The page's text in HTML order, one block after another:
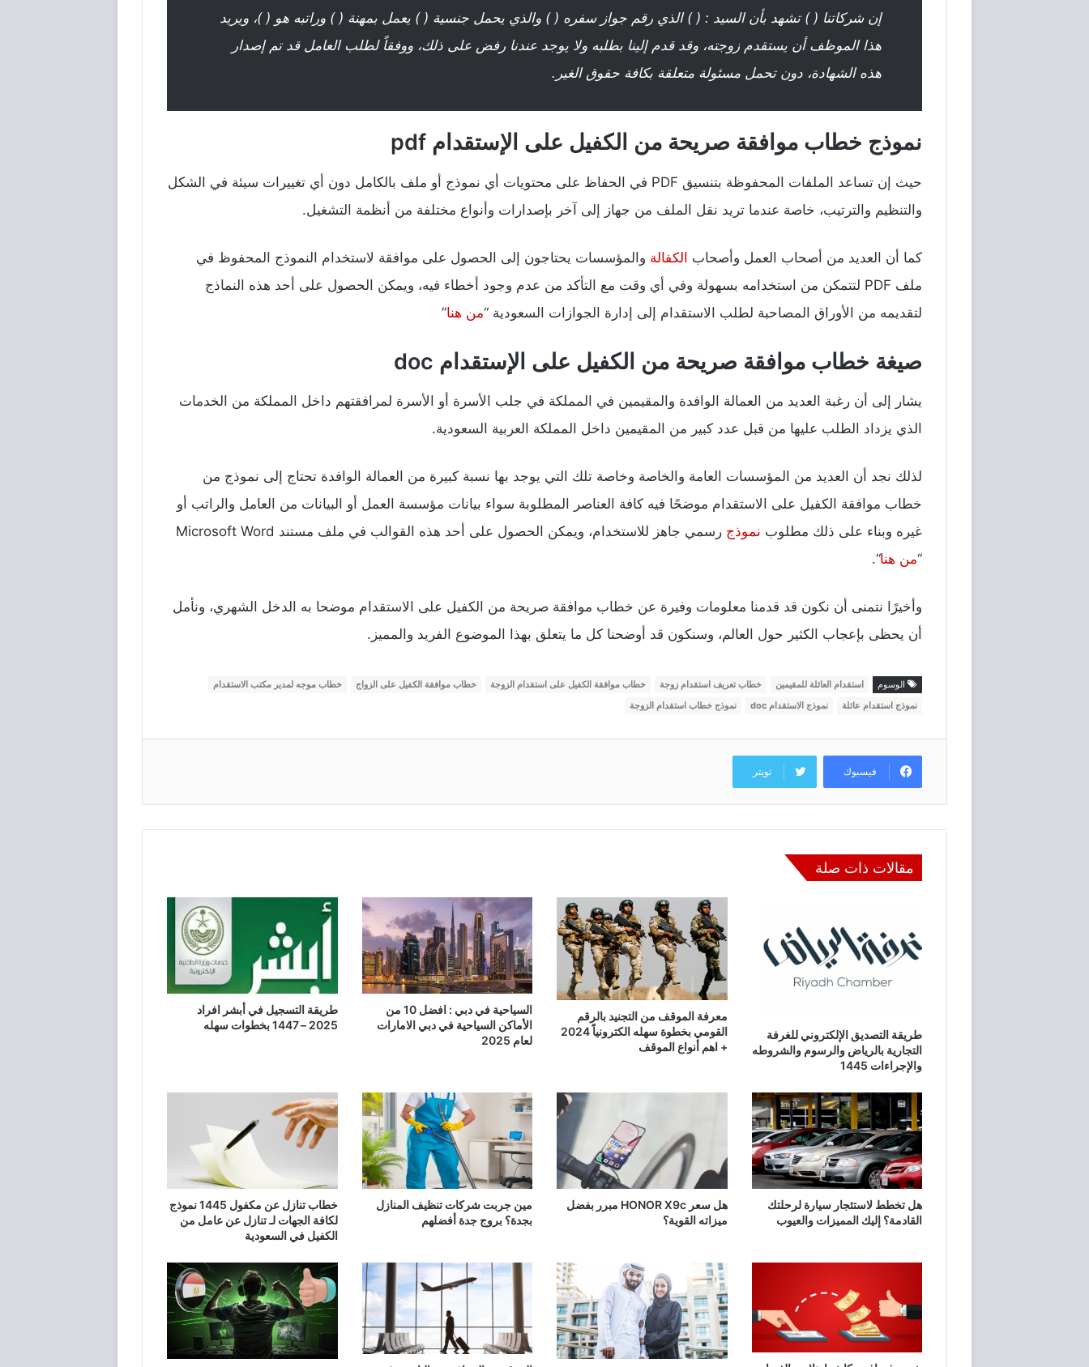
إن شركاتنا ( ) تشهد بأن السيد : ( ) الذي رقم جواز سفره ( ) والذي يحمل جنسية ( ) يعمل بمهنة ( ) وراتبه هو ( )، ويريد
هذا الموظف أن يستقدم زوجته، وقد قدم إلينا بطلبه ولا يوجد عندنا رفض على ذلك، ووفقاً لطلب العامل قد تم إصدار
هذه الشهادة، دون تحمل مسئولة متعلقة بكافة حقوق الغير.
نموذج خطاب موافقة صريحة من الكفيل على الإستقدام pdf
حيث إن تساعد الملفات المحفوظة بتنسيق PDF في الحفاظ على محتويات أي نموذج أو ملف بالكامل دون أي تغييرات سيئة في الشكل
والتنظيم والترتيب، خاصة عندما تريد نقل الملف من جهاز إلى آخر بإصدارات وأنواع مختلفة من أنظمة التشغيل.
كما أن العديد من أصحاب العمل وأصحاب الكفالة والمؤسسات يحتاجون إلى الحصول على موافقة لاستخدام النموذج المحفوظ في
ملف PDF لتتمكن من استخدامه بسهولة وفي أي وقت مع التأكد من عدم وجود أخطاء فيه، ويمكن الحصول على أحد هذه النماذج
لتقديمه من الأوراق المصاحبة لطلب الاستقدام إلى إدارة الجوازات السعودية “من هنا”
صيغة خطاب موافقة صريحة من الكفيل على الإستقدام doc
يشار إلى أن رغبة العديد من العمالة الوافدة والمقيمين في المملكة في جلب الأسرة أو الأسرة لمرافقتهم داخل المملكة من الخدمات
الذي يزداد الطلب عليها من قبل عدد كبير من المقيمين داخل المملكة العربية السعودية.
لذلك نجد أن العديد من المؤسسات العامة والخاصة وخاصة تلك التي يوجد بها نسبة كبيرة من العمالة الوافدة تحتاج إلى نموذج من
خطاب موافقة الكفيل على الاستقدام موضحًا فيه كافة العناصر المطلوبة سواء بيانات مؤسسة العمل أو البيانات من العامل والراتب أو
غيره وبناء على ذلك مطلوب نموذج
رسمي جاهز للاستخدام، ويمكن الحصول على أحد هذه القوالب في ملف مستند Microsoft Word
“من هنا“.
وأخيرًا نتمنى أن نكون قد قدمنا معلومات وفيرة عن خطاب موافقة صريحة من الكفيل على الاستقدام موضحا به الدخل الشهري، ونأمل
أن يحظى بإعجاب الكثير حول العالم، وسنكون قد أوضحنا كل ما يتعلق بهذا الموضوع الفريد والمميز.
الوسوم استقدام العائلة للمقيمين خطاب تعريف استقدام زوجة خطاب موافقة الكفيل على استقدام الزوجة خطاب موافقة الكفيل على الزواج
خطاب موجه لمدير مكتب الاستقدام
نموذج استقدام عائلة
نموذج الاستقدام doc نموذج خطاب استقدام الزوجة
فيسبوك تويتر
مقالات ذات صلة
طريقة التصديق الإلكتروني للغرفة
التجارية بالرياض والرسوم والشروطه
والإجراءات 1445
معرفة الموقف من التجنيد بالرقم
القومي بخطوة سهله الكترونياً 2024
+ اهم أنواع الموقف
السياحية في دبي : افضل 10 من
الأماكن السياحية في دبي الامارات
لعام 2025
طريقة التسجيل في أبشر افراد
2025 – 1447 بخطوات سهله
هل تخطط لاستئجار سيارة لرحلتك
القادمة؟ إليك المميزات والعيوب
هل سعر HONOR X9c مبرر بفضل
ميزاته القوية؟
مين جربت شركات تنظيف المنازل
بجدة؟ بروج جدة أفضلهم
خطاب تنازل عن مكفول 1445 نموذج
لكافة الجهات لـ تنازل عن عامل من
الكفيل في السعودية